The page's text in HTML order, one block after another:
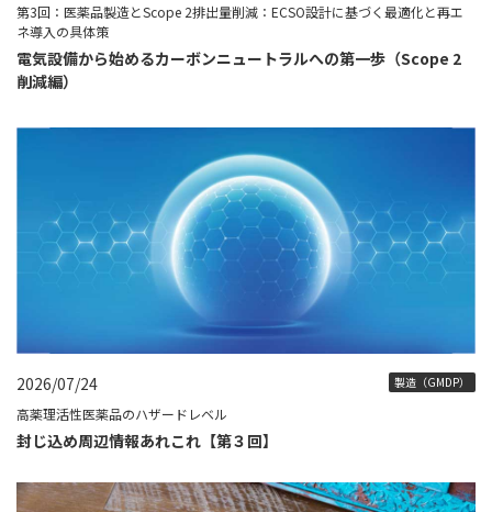
第3回：医薬品製造とScope 2排出量削減：ECSO設計に基づく最適化と再エ
ネ導入の具体策
電気設備から始めるカーボンニュートラルへの第一歩（Scope 2
削減編）
2026/07/24 製造（GMDP）
高薬理活性医薬品のハザードレベル
封じ込め周辺情報あれこれ【第３回】